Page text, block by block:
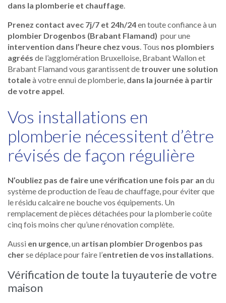
dans la plomberie et chauffage.
Prenez contact avec 7j/7 et 24h/24en toute confiance à un
plombier Drogenbos (Brabant Flamand) pour une
intervention dans l’heure chez vous. Tous nos plombiers
agréés de l’agglomération Bruxelloise, Brabant Wallon et
Brabant Flamand vous garantissent de trouver une solution
totaleà votre ennui de plomberie, dans la journée à partir
de votre appel.
Vos installations en
plomberie nécessitent d’être
révisés de façon régulière
N’oubliez pas de faire une vérification une fois par an du
système de production de l’eau de chauffage, pour éviter que
le résidu calcaire ne bouche vos équipements. Un
remplacement de pièces détachées pour la plomberie coûte
cinq fois moins cher qu’une rénovation complète.
Aussi en urgence, un artisan plombier Drogenbos pas
cherse déplace pour faire l’entretien de vos installations.
Vérification de toute la tuyauterie de votre
maison